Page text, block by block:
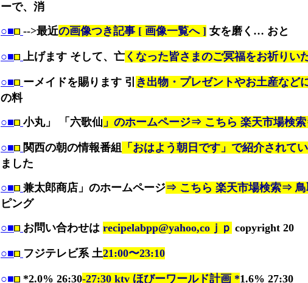
ーで、消
○■ -->最近の画像つき記事 [ 画像一覧へ ] 女を磨く… おと
○■ 上げます そして、亡 くなった皆さまのご冥福をお祈りい
○■ ーメイドを賜ります 引 き出物・プレゼントやお土産など
の料
○■ 小丸」 「六歌仙 」のホームページ⇒ こちら 楽天市場検
○■ 関西の朝の情報番組 「おはよう朝日です」で紹介されて
ました
○■ 兼太郎商店」のホームページ⇒ こちら 楽天市場検索⇒ 鳥
ピング
○■ お問い合わせは recipelabpp@yahoo,coｊｐ copyright 20
○■ フジテレビ系 土21:00〜23:10
○■ *2.0% 26:30-27:30 ktv ほびーワールド計画 *1.6% 27:30